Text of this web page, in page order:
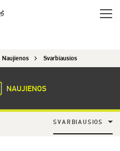
Naujienos Svarbiausios
NAUJIENOS
SVARBIAUSIOS